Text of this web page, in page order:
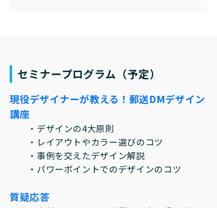
セミナープログラム（予定）
現役デザイナーが教える！郵送DMデザイン
講座
・デザインの4大原則
・レイアウトやカラー選びのコツ
・事例を交えたデザイン解説
・パワーポイントでのデザインのコツ
質疑応答